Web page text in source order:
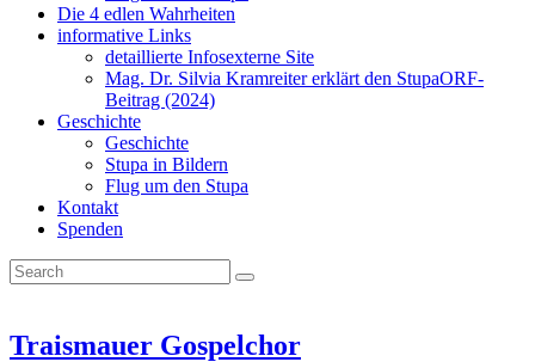
Die 4 edlen Wahrheiten
informative Links
detaillierte Infosexterne Site
Mag. Dr. Silvia Kramreiter erklärt den StupaORF-
Beitrag (2024)
Geschichte
Geschichte
Stupa in Bildern
Flug um den Stupa
Kontakt
Spenden
Traismauer Gospelchor